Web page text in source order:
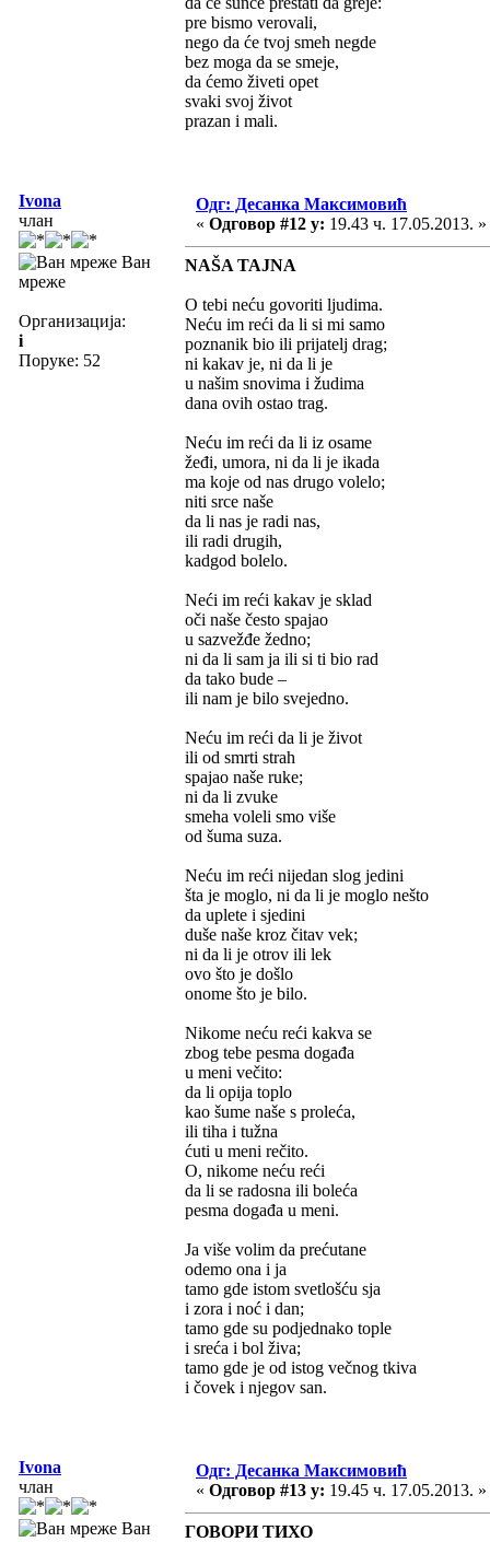
pre bismo verovali,
nego da će tvoj smeh negde
bez moga da se smeje,
da ćemo živeti opet
svaki svoj život
prazan i mali.
Ivona
члан
Ван
мреже
Организација:
i
Поруке: 52
Одг: Десанка Максимовић
« Одговор #12 у: 19.43 ч. 17.05.2013. »
NAŠA TAJNA
O tebi neću govoriti ljudima.
Neću im reći da li si mi samo
poznanik bio ili prijatelj drag;
ni kakav je, ni da li je
u našim snovima i žudima
dana ovih ostao trag.
Neću im reći da li iz osame
žeđi, umora, ni da li je ikada
ma koje od nas drugo volelo;
niti srce naše
da li nas je radi nas,
ili radi drugih,
kadgod bolelo.
Neći im reći kakav je sklad
oči naše često spajao
u sazvežđe žedno;
ni da li sam ja ili si ti bio rad
da tako bude –
ili nam je bilo svejedno.
Neću im reći da li je život
ili od smrti strah
spajao naše ruke;
ni da li zvuke
smeha voleli smo više
od šuma suza.
Neću im reći nijedan slog jedini
šta je moglo, ni da li je moglo nešto
da uplete i sjedini
duše naše kroz čitav vek;
ni da li je otrov ili lek
ovo što je došlo
onome što je bilo.
Nikome neću reći kakva se
zbog tebe pesma događa
u meni večito:
da li opija toplo
kao šume naše s proleća,
ili tiha i tužna
ćuti u meni rečito.
O, nikome neću reći
da li se radosna ili boleća
pesma događa u meni.
Ja više volim da prećutane
odemo ona i ja
tamo gde istom svetlošću sja
i zora i noć i dan;
tamo gde su podjednako tople
i sreća i bol živa;
tamo gde je od istog večnog tkiva
i čovek i njegov san.
Ivona
члан
Ван
Одг: Десанка Максимовић
« Одговор #13 у: 19.45 ч. 17.05.2013. »
ГОВОРИ ТИХО